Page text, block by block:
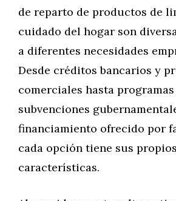
de reparto de productos de
cuidado del hogar son
a diferentes necesidades
Desde créditos bancarios y
comerciales hasta
subvenciones
financiamiento ofrecido por
cada opción tiene sus
características.